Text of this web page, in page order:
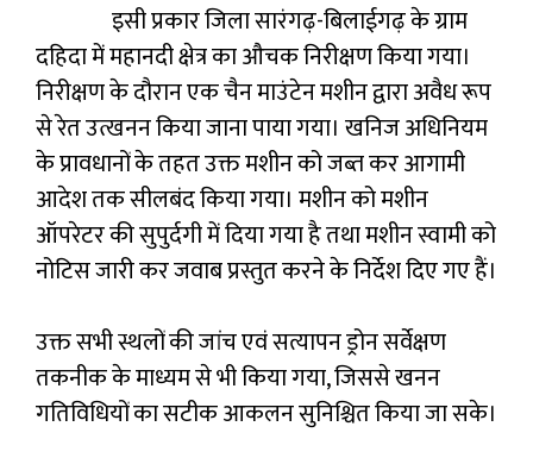
इसी प्रकार जिला सारंगढ़-बिलाईगढ़ के ग्राम
दहिदा में महानदी क्षेत्र का औचक निरीक्षण किया गया।
निरीक्षण के दौरान एक चैन माउंटेन मशीन द्वारा अवैध रूप
से रेत उत्खनन किया जाना पाया गया। खनिज अधिनियम
के प्रावधानों के तहत उक्त मशीन को जब्त कर आगामी
आदेश तक सीलबंद किया गया। मशीन को मशीन
ऑपरेटर की सुपुर्दगी में दिया गया है तथा मशीन स्वामी को
नोटिस जारी कर जवाब प्रस्तुत करने के निर्देश दिए गए हैं।
उक्त सभी स्थलों की जांच एवं सत्यापन ड्रोन सर्वेक्षण
तकनीक के माध्यम से भी किया गया, जिससे खनन
गतिविधियों का सटीक आकलन सुनिश्चित किया जा सके।